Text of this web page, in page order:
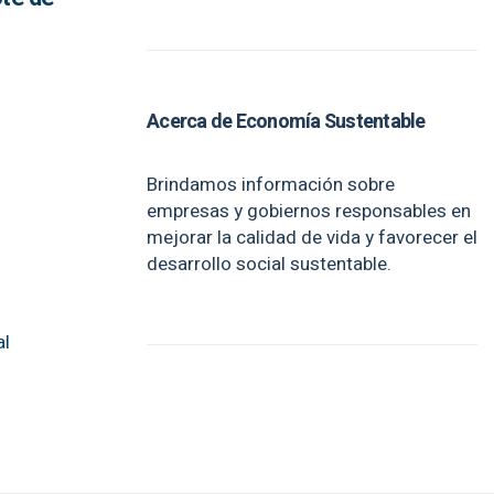
Acerca de Economía Sustentable
Brindamos información sobre
empresas y gobiernos responsables en
mejorar la calidad de vida y favorecer el
desarrollo social sustentable.